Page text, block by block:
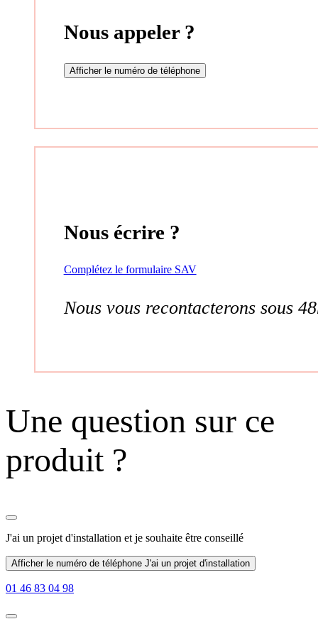
Nous appeler ?
Afficher le numéro de téléphone
Nous écrire ?
Complétez le formulaire SAV
Nous vous recontacterons sous
Une question sur ce
produit ?
J'ai un projet d'installation et je souhaite être conseillé
Afficher le numéro de téléphone J'ai un projet d'installation
01 46 83 04 98